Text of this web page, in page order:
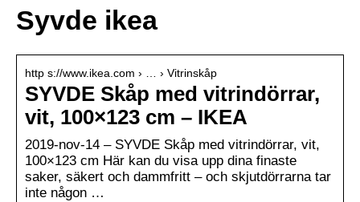
Syvde ikea
http s://www.ikea.com › … › Vitrinskåp
SYVDE Skåp med vitrindörrar,
vit, 100×123 cm – IKEA
2019-nov-14 – SYVDE Skåp med vitrindörrar, vit,
100×123 cm Här kan du visa upp dina finaste
saker, säkert och dammfritt – och skjutdörrarna tar
inte någon …